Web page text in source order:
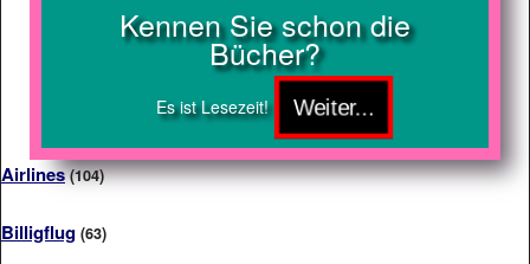
Kennen Sie schon die
Bücher?
Es ist Lesezeit!
Airlines (104)
Billigflug (63)